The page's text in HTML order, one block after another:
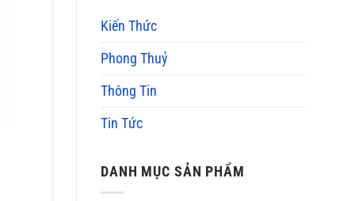
Kiến Thức
Phong Thuỷ
Thông Tin
Tin Tức
DANH MỤC SẢN PHẨM